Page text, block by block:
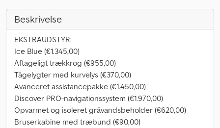
Beskrivelse
EKSTRAUDSTYR:
Ice Blue (€1.345,00)
Aftageligt trækkrog (€955,00)
Tågelygter med kurvelys (€370,00)
Avanceret assistancepakke (€1.450,00)
Discover PRO-navigationssystem (€1.970,00)
Opvarmet og isoleret gråvandsbeholder (€620,00)
Bruserkabine med træbund (€90,00)